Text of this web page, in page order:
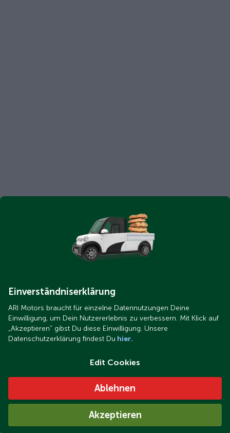
Einverständniserklärung
ARI Motors braucht für einzelne Datennutzungen Deine
Einwilligung, um Dein Nutzererlebnis zu verbessern. Mit Klick auf
„Akzeptieren“ gibst Du diese Einwilligung. Unsere
Datenschutzerklärung findest Du hier.
Edit Cookies
Ablehnen
Akzeptieren